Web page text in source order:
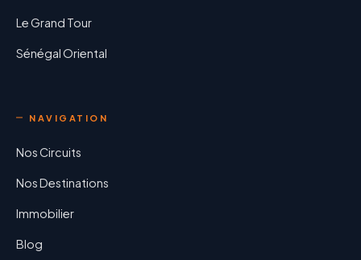
Le Grand Tour
Sénégal Oriental
NAVIGATION
Nos Circuits
Nos Destinations
Immobilier
Blog